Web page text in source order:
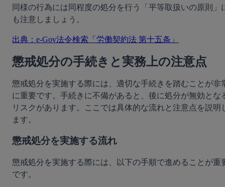
同様の行為には同程度の処分を行う「平等取扱いの原則」
も注意しましょう。
出典：e-Gov法令検索「労働契約法 第十五条」
懲戒処分の手続きと実務上の注意点
懲戒処分を実施する際には、適切な手続きを踏むことが非
に重要です。手続きに不備があると、後に処分が無効とな
リスクがあります。ここでは具体的な流れと注意点を説明
ます。
懲戒処分を実施する流れ
懲戒処分を実施する際には、以下の手順で進めることが重
です。